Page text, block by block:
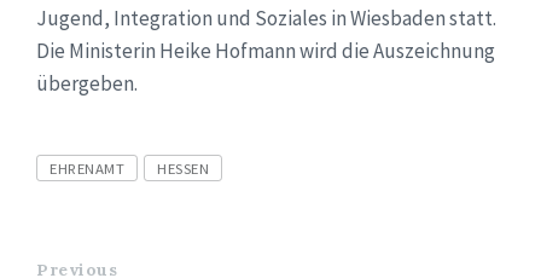
Jugend, Integration und Soziales in Wiesbaden statt.
Die Ministerin Heike Hofmann wird die Auszeichnung
übergeben.
Tags
EHRENAMT HESSEN
Previous